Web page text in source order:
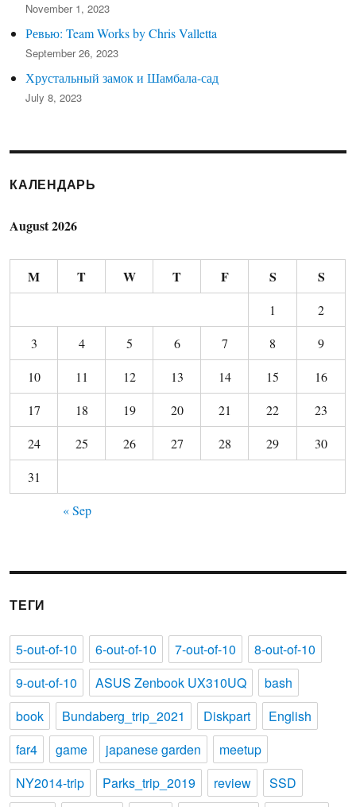
November 1, 2023
Ревью: Team Works by Chris Valletta
September 26, 2023
Хрустальный замок и Шамбала-сад
July 8, 2023
КАЛЕНДАРЬ
August 2026
M T W T F S S
1
2
3
4 5 6 7 8
9
10
11 12 13 14 15
16
17
18 19 20 21 22
23
24
25 26 27 28 29
30
31
« Sep
ТЕГИ
5-out-of-10 6-out-of-10 7-out-of-10
8-out-of-10
9-out-of-10
ASUS Zenbook UX310UQ
bash
book
Bundaberg_trip_2021 Diskpart
English
far4
game japanese garden
meetup
NY2014-trip
Parks_trip_2019 review
SSD